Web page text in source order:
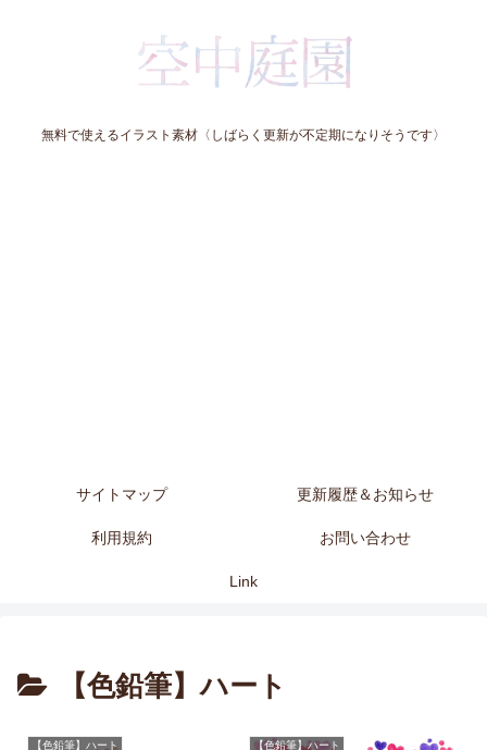
無料で使えるイラスト素材〈しばらく更新が不定期になりそうです〉
サイトマップ 更新履歴＆お知らせ
利用規約 お問い合わせ
Link
【色鉛筆】ハート
【色鉛筆】ハート 【色鉛筆】ハート